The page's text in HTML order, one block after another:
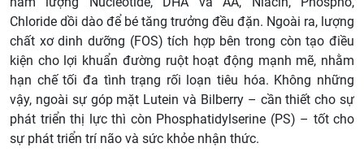
Chloride dồi dào để bé tăng trưởng đều đặn. Ngoài ra, lượng
chất xơ dinh dưỡng (FOS) tích hợp bên trong còn tạo điều
kiện cho lợi khuẩn đường ruột hoạt động mạnh mẽ, nhằm
hạn chế tối đa tình trạng rối loạn tiêu hóa. Không những
vậy, ngoài sự góp mặt Lutein và Bilberry – cần thiết cho sự
phát triển thị lực thì còn Phosphatidylserine (PS) – tốt cho
sự phát triển trí não và sức khỏe nhận thức.